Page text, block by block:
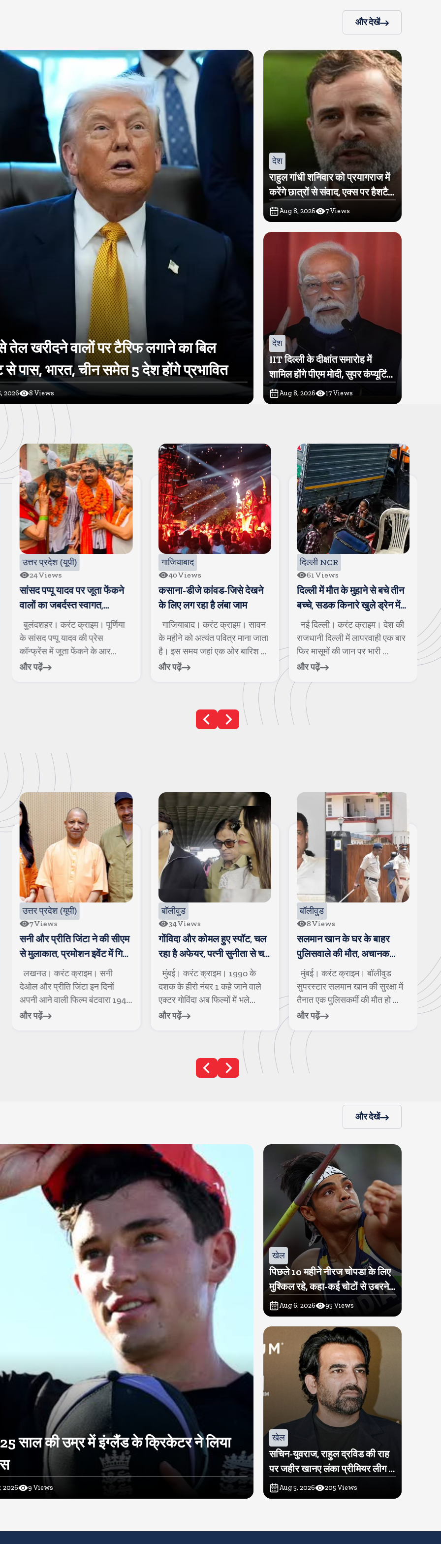
और देखें
खरीदने वालों पर टैरिफ लगाने का बिल
से पास, भारत, चीन समेत 5 देश होंगे प्रभावित
2026 8 Views
देश
राहुल गांधी शनिवार को प्रयागराज में
करेंगे छात्रों से संवाद, एक्स पर हैशटैग
चलाया
Aug 8, 2026 7Views
देश
IIT दिल्ली के दीक्षांत समारोह में
शामिल होंगे पीएम मोदी, सुपर कंप्यूटिंग
सुविधा परम प्रज्ञा का होगा शुभारंभ
Aug 8, 2026 17Views
उत्तर प्रदेश (यूपी)
24Views
सांसद पप्पू यादव पर जूता फेंकने
वालों का जबर्दस्त स्वागत,
अखिलेश ने वीडियो पोस्ट कर
बीजेपी पर कसा तंज
बुलंदशहर। करंट क्राइम। पूर्णिया
के सांसद पप्पू यादव की प्रेस
कॉन्फ्रेंस में जूता फेंकने के आर...
और पढ़ें
गाजियाबाद
40Views
कसाना-डीजे कांवड-जिसे देखने
के लिए लग रहा है लंबा जाम
गाजियाबाद। करंट क्राइम। सावन
के महीने को अत्यंत पवित्र माना जाता
है। इस समय जहां एक ओर बारिश ...
और पढ़ें
दिल्ली NCR
61Views
दिल्ली में मौत के मुहाने से बचे तीन
बच्चे, सडक किनारे खुले ड्रेन में
जा गिरे
नई दिल्ली। करंट क्राइम। देश की
राजधानी दिल्ली में लापरवाही एक बार
फिर मासूमों की जान पर भारी ...
और पढ़ें
उत्तर प्रदेश (यूपी)
7Views
सनी और प्रीति जिंटा ने की सीएम
से मुलाकात, प्रमोशन इवेंट में गिर
जाने से एक व्यक्ति घायल
लखनउ। करंट क्राइम। सनी
देओल और प्रीति जिंटा इन दिनों
अपनी आने वाली फिल्म बंटवारा 1947
को लेकर...
और पढ़ें
बॉलीवुड
34Views
गोंविदा और कोमल हुए स्पॉट, चल
रहा है अफेयर, पत्नी सुनीता से चल
रही है खटपट
मुंबई। करंट क्राइम। 1990 के
दशक के हीरो नंबर 1 कहे जाने वाले
एक्टर गोविंदा अब फिल्मों में भले...
और पढ़ें
बॉलीवुड
8Views
सलमान खान के घर के बाहर
पुलिसवाले की मौत, अचानक
बीमार पडकर गिर पडे
मुंबई। करंट क्राइम। बॉलीवुड
सुपरस्टार सलमान खान की सुरक्षा में
तैनात एक पुलिसकर्मी की मौत हो ...
और पढ़ें
और देखें
25 साल की उम्र में इंग्लैंड के क्रिकेटर ने लिया
2026 9 Views
खेल
पिछले 10 महीने नीरज चोपडा के लिए
मुश्किल रहे, कहा-कई चोटों से उबरने में
परेशानी हुई
Aug 6, 2026 95 Views
खेल
सचिन-युवराज, राहुल द्रविड की राह
पर जहीर खानए लंका प्रीमियर लीग में
खरीदी टीम
Aug 5, 2026 205 Views